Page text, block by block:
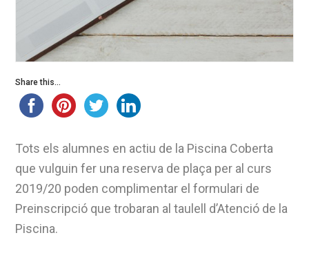
Share this...
Tots els alumnes en actiu de la Piscina Coberta
que vulguin fer una reserva de plaça per al curs
2019/20 poden complimentar el formulari de
Preinscripció que trobaran al taulell d’Atenció de la
Piscina.